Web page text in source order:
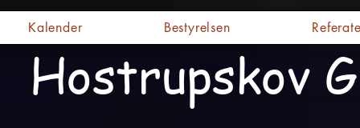
Kalender Bestyrelsen
Hostrupskov